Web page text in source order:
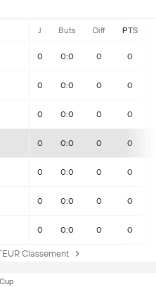
J Buts Diff PTS
0 0:0 0 0
0 0:0 0 0
0 0:0 0 0
0 0:0 0 0
0 0:0 0 0
0 0:0 0 0
0 0:0 0 0
Classement